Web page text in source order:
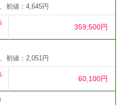
初値：4,645円
359,500円
初値：2,051円
60,100円